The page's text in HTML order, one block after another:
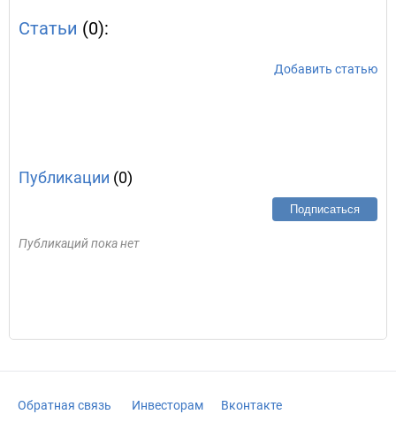
Статьи (0):
Добавить статью
Публикации (0)
Подписаться
Публикаций пока нет
Обратная связь Инвесторам
Вконтакте